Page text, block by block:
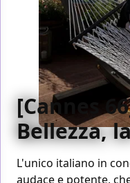
[Cannes
Bellezza,
L'unico italiano in
audace e potente,